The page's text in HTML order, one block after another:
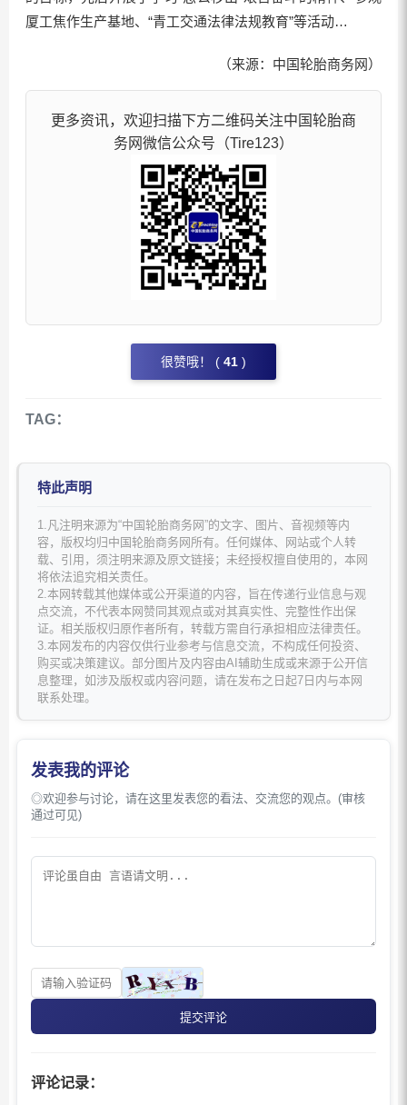
厦工焦作生产基地、“青工交通法律法规教育”等活动…
（来源：中国轮胎商务网）
更多资讯，欢迎扫描下方二维码关注中国轮胎商
务网微信公众号（Tire123）
很赞哦！ ( 41 )
TAG：
特此声明
1.凡注明来源为“中国轮胎商务网”的文字、图片、音视频等内
容，版权均归中国轮胎商务网所有。任何媒体、网站或个人转
载、引用，须注明来源及原文链接；未经授权擅自使用的，本网
将依法追究相关责任。
2.本网转载其他媒体或公开渠道的内容，旨在传递行业信息与观
点交流，不代表本网赞同其观点或对其真实性、完整性作出保
证。相关版权归原作者所有，转载方需自行承担相应法律责任。
3.本网发布的内容仅供行业参考与信息交流，不构成任何投资、
购买或决策建议。部分图片及内容由AI辅助生成或来源于公开信
息整理，如涉及版权或内容问题，请在发布之日起7日内与本网
联系处理。
发表我的评论
◎欢迎参与讨论，请在这里发表您的看法、交流您的观点。(审核
通过可见)
提交评论
评论记录：